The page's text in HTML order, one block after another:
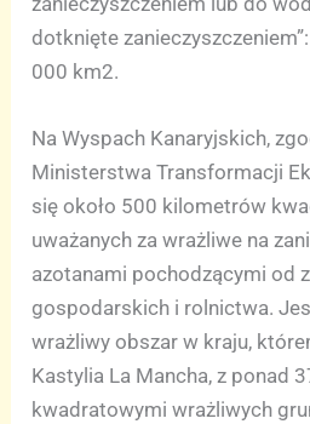
dotknięte
000 km2.
Na Wyspach Kanaryjskich,
Ministerstwa Transformacji
się około 500 kilometrów
uważanych za wrażliwe na
azotanami pochodzącymi od
gospodarskich i rolnictwa.
wrażliwy obszar w kraju,
Kastylia La Mancha, z ponad
kwadratowymi wrażliwych